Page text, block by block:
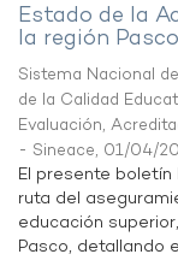
Estado de la
la región Pasco
Sistema Nacional
de la Calidad
Evaluación,
- Sineace, 01/04/
El presente
ruta del
educación
Pasco, detallando